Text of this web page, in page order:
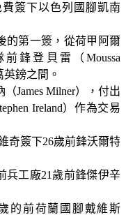
簽下以色列國腳凱南
的第一簽，從荷甲阿爾
鋒登貝雷（Moussa
英鎊之間。
James Milner），付出
Ireland）作為交易
奇簽下26歲前鋒沃爾特
兵工廠21歲前鋒傑伊辛
的前荷蘭國腳戴維斯